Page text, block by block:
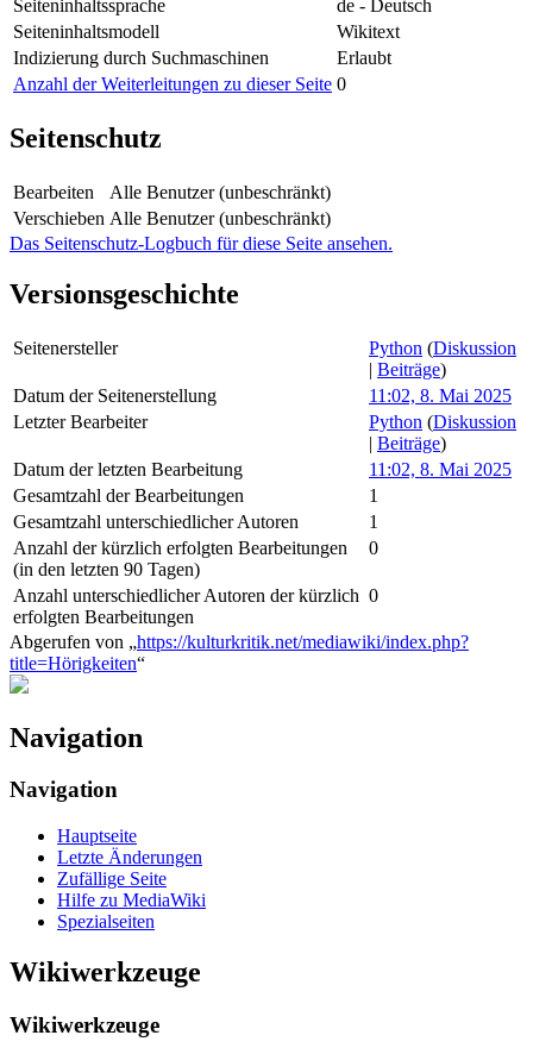
Seiteninhaltssprache
de - Deutsch
Seiteninhaltsmodell
Wikitext
Indizierung durch Suchmaschinen
Erlaubt
Anzahl der Weiterleitungen zu dieser Seite 0
Seitenschutz
Bearbeiten
Alle Benutzer (unbeschränkt)
Verschieben Alle Benutzer (unbeschränkt)
Das Seitenschutz-Logbuch für diese Seite ansehen.
Versionsgeschichte
Seitenersteller Python (Diskussion
| Beiträge)
Datum der Seitenerstellung
11:02, 8. Mai 2025
Letzter Bearbeiter
Python (Diskussion
| Beiträge)
Datum der letzten Bearbeitung
11:02, 8. Mai 2025
Gesamtzahl der Bearbeitungen
1
Gesamtzahl unterschiedlicher Autoren
1
Anzahl der kürzlich erfolgten Bearbeitungen
(in den letzten 90 Tagen)
0
Anzahl unterschiedlicher Autoren der kürzlich
erfolgten Bearbeitungen
0
Abgerufen von „https://kulturkritik.net/mediawiki/index.php?
title=Hörigkeiten“
Navigation
Navigation
Hauptseite
Letzte Änderungen
Zufällige Seite
Hilfe zu MediaWiki
Spezialseiten
Wikiwerkzeuge
Wikiwerkzeuge